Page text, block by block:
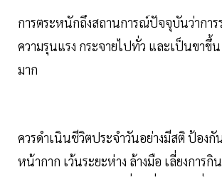
การตระหนักถึงสถานการณ์ปัจจุบันว่าการ
ความรุนแรง กระจายไปทั่ว และเป็นขาขึ้
มาก
ควรดำเนินชีวิตประจำวันอย่างมีสติ ป้องกั
หน้ากาก เว้นระยะห่าง ล้างมือ เลี่ยงการ